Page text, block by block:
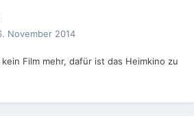
November 2014
Film mehr, dafür ist das Heimkino zu